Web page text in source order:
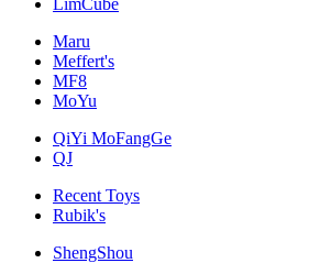
LimCube
Maru
Meffert's
MF8
MoYu
QiYi MoFangGe
QJ
Recent Toys
Rubik's
ShengShou